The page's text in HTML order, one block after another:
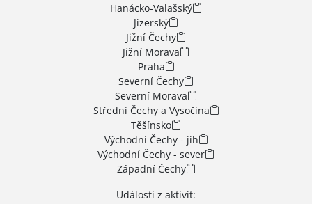
Hanácko-Valašský
Jizerský
Jižní Čechy
Jižní Morava
Praha
Severní Čechy
Severní Morava
Střední Čechy a Vysočina
Těšínsko
Východní Čechy - jih
Východní Čechy - sever
Západní Čechy
Události z aktivit: